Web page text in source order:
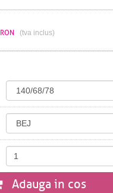
RON (tva inclus)
Adauga in cos